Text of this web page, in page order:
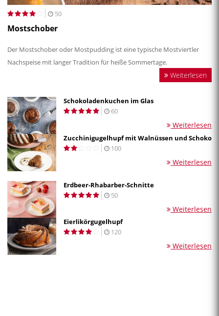
50
Mostschober
Der Mostschober oder Mostpudding ist eine typische Mostviertler
Nachspeise mit langer Tradition für heiße Sommertage.
Weiterlesen
Schokoladenkuchen im Glas
60
Weiterlesen
Zucchinigugelhupf mit Walnüssen und Schoko
100
Weiterlesen
Erdbeer-Rhabarber-Schnitte
50
Weiterlesen
Eierlikörgugelhupf
120
Weiterlesen